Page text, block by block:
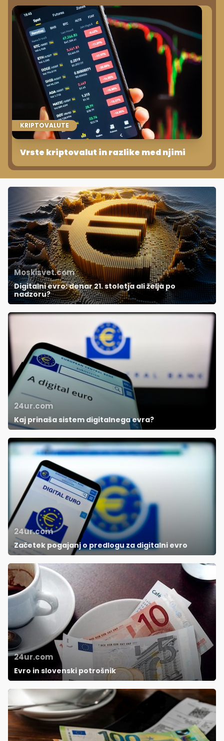
KRIPTOVALUTE
Vrste kriptovalut in razlike med njimi
Moskisvet.com
Digitalni evro: denar 21. stoletja ali želja po
nadzoru?
24ur.com
Kaj prinaša sistem digitalnega evra?
24ur.com
Začetek pogajanj o predlogu za digitalni evro
24ur.com
Evro in slovenski potrošnik